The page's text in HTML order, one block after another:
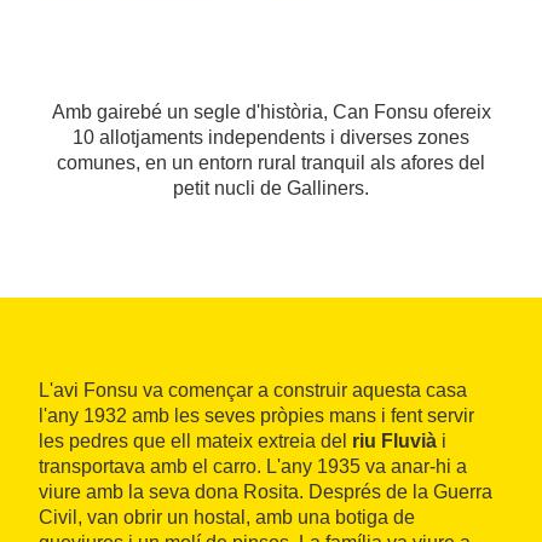
Amb gairebé un segle d'història, Can Fonsu ofereix
10 allotjaments independents i diverses zones
comunes, en un entorn rural tranquil als afores del
petit nucli de Galliners.
L'avi Fonsu va començar a construir aquesta casa
l'any 1932 amb les seves pròpies mans i fent servir
les pedres que ell mateix extreia del riu Fluvià i
transportava amb el carro. L'any 1935 va anar-hi a
viure amb la seva dona Rosita. Després de la Guerra
Civil, van obrir un hostal, amb una botiga de